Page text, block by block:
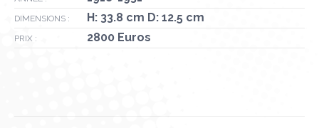
DIMENSIONS : H: 33.8 cm D: 12.5 cm
PRIX : 2800 Euros